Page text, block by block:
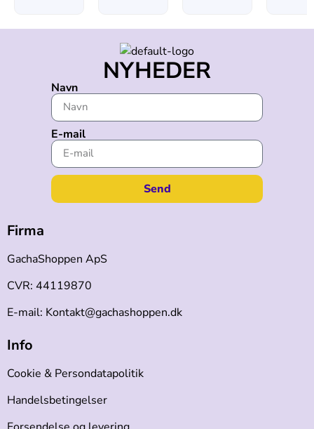
NYHEDER
Navn
E-mail
Send
Firma
GachaShoppen ApS
CVR: 44119870
E-mail: Kontakt@gachashoppen.dk
Info
Cookie & Persondatapolitik
Handelsbetingelser